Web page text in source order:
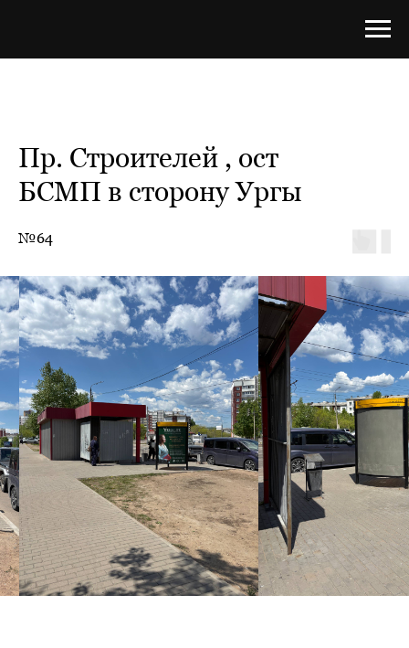
Пр. Строителей , ост
БСМП в сторону Ургы
№64